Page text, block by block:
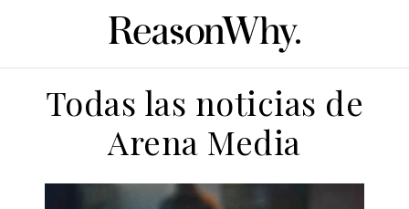
Todas las noticias de
Arena Media